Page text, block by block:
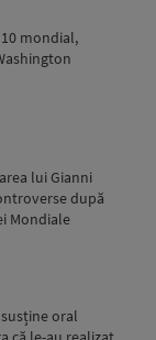
mondial,
lui Gianni
după
Mondiale
oral